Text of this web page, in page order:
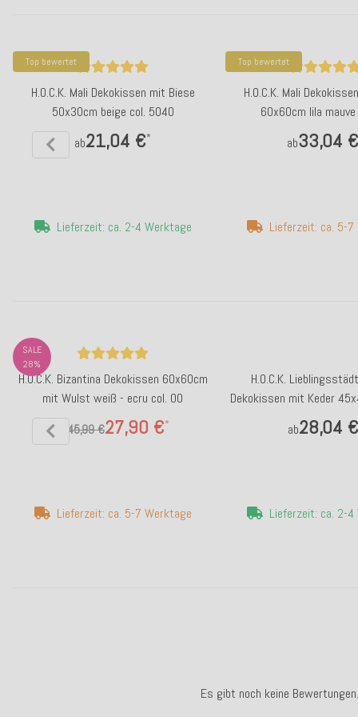
Es gibt noch keine Bewertungen.
Top bewertet
H.O.C.K. Mali Dekokissen mit Biese
50x30cm beige col. 5040
ab21,04 €*
Lieferzeit: ca. 2-4 Werktage
Top bewertet
H.O.C.K. Mali
60x60cm lila
ab33,04 €
Lieferzeit: ca. 5-7
SALE
28%
H.O.C.K. Bizantina Dekokissen 60x60cm
mit Wulst weiß - ecru col. 00
27,90 €*
45,99 €
Lieferzeit: ca. 5-7 Werktage
H.O.C.K.
Dekokissen mit Keder
by Anna
ab28,04 €
Lieferzeit: ca. 2-4